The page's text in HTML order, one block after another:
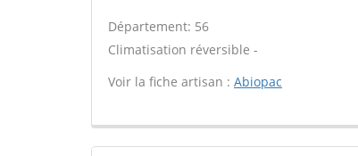
Département: 56
Climatisation réversible -
Voir la fiche artisan : Abiopac